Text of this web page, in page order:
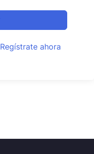
Regístrate ahora